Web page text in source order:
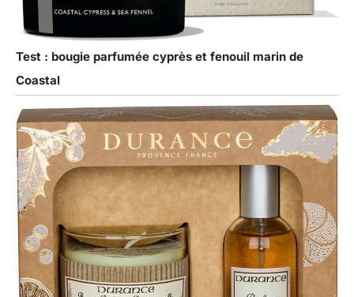
Test : bougie parfumée cyprès et fenouil marin de
Coastal